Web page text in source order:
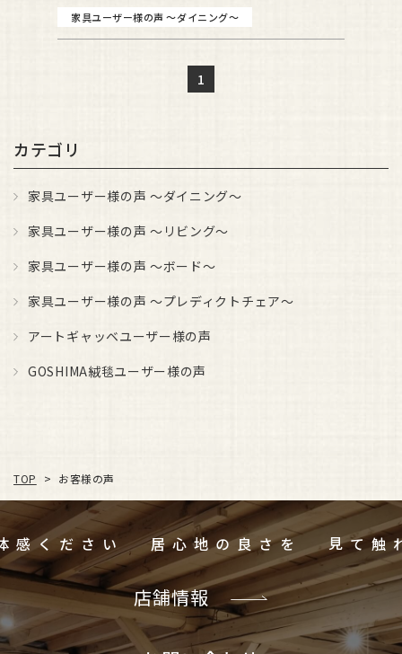
家具ユーザー様の声 ～ダイニング～
1
カテゴリ
家具ユーザー様の声 ～ダイニング～
家具ユーザー様の声 ～リビング～
家具ユーザー様の声 ～ボード～
家具ユーザー様の声 ～プレディクトチェア～
アートギャッベユーザー様の声
GOSHIMA絨毯ユーザー様の声
TOP > お客様の声
ご体感ください 居心地の良さを
店舗情報